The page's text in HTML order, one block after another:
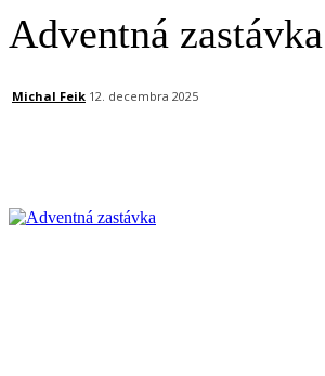
Adventná
Michal Feik 12. decembra 2025